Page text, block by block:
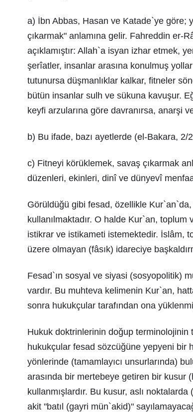
a) İbn Abbas, Hasan ve Katade`ye göre;
çıkarmak" anlamına gelir. Fahreddin er-
açıklamıştır: Allah`a isyan izhar etmek,
şerîatler, insanlar arasına konulmuş
tutunursa düşmanlıklar kalkar, fitneler
bütün insanlar sulh ve sükuna kavuşur.
keyfi arzularına göre davranırsa, anarşi
b) Bu ifade, bazı ayetlerde (el-Bakara,
c) Fitneyi körüklemek, savaş çıkarmak
düzenleri, ekinleri, dinî ve dünyevî
Görüldüğü gibi fesad, özellikle
kullanılmaktadır. O halde Kur`an,
istikrar ve istikameti istemektedir. İslâm,
üzere olmayan (fâsık) idareciye
Fesad`ın sosyal ve siyasi (sosyopolitik)
vardır. Bu muhteva kelimenin Kur`an,
sonra hukukçular tarafından ona
Hukuk doktrinlerinin doğup terminolojinin
hukukçular fesad sözcüğüne yepyeni bir
yönlerinde (tamamlayıcı unsurlarında)
arasında bir mertebeye getiren bir kusur
kullanmışlardır. Bu kusur, aslı noktalarda
akit "batıl (gayri mün`akid)"